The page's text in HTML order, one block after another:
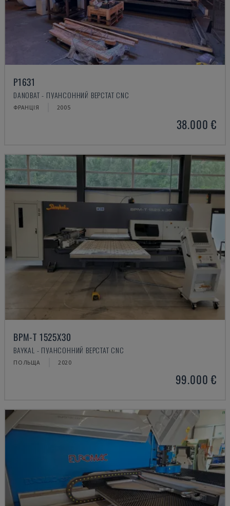
P1631
DANOBAT - ПУАНСОННИЙ ВЕРСТАТ CNC
ФРАНЦІЯ 2005
38.000 €
BPM-T 1525X30
BAYKAL - ПУАНСОННИЙ ВЕРСТАТ CNC
ПОЛЬЩА 2020
99.000 €